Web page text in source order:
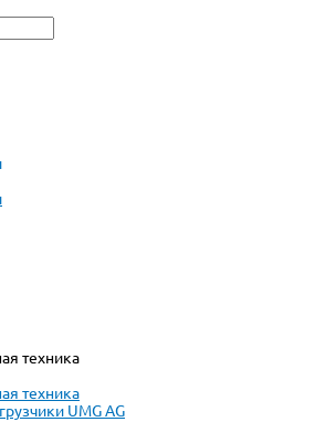
техника
техника
UMG AG